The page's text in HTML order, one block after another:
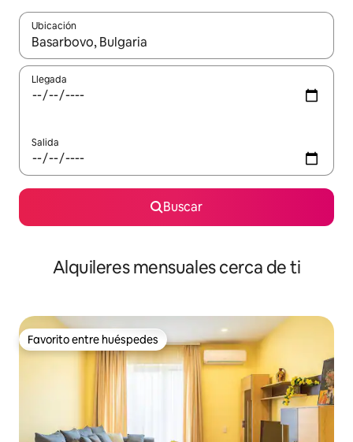
Ubicación
Cuando los resultados estén disponibles, navega con las
Llegada
Salida
Buscar
Alquileres mensuales cerca de ti
Favorito entre huéspedes
Favorito entre huéspedes